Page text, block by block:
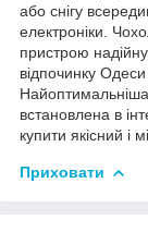
або снігу
електроніки.
пристрою
відпочинку
встановлена в
купити якісний і
Приховати